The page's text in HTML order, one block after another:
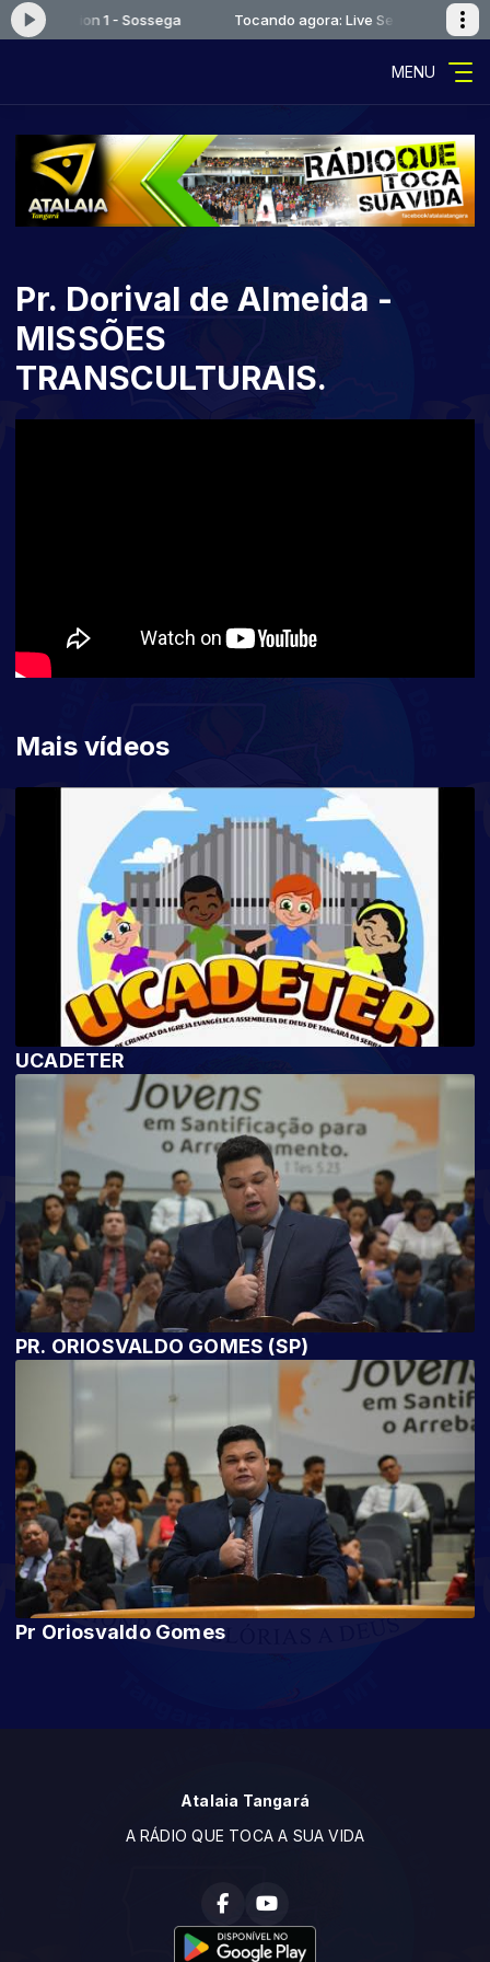
Session 1 - Sossega Tocando agora: Live Session 1 -
MENU
Pr. Dorival de Almeida -
MISSÕES
TRANSCULTURAIS.
Mais vídeos
UCADETER
PR. ORIOSVALDO GOMES (SP)
Pr Oriosvaldo Gomes
Atalaia Tangará
A RÁDIO QUE TOCA A SUA VIDA